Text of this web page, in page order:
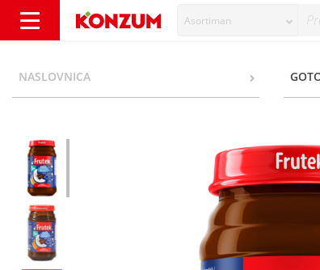
Asortiman
NASLOVNICA